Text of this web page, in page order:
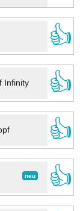
👍
Infinity
👍
👍
neu
👍